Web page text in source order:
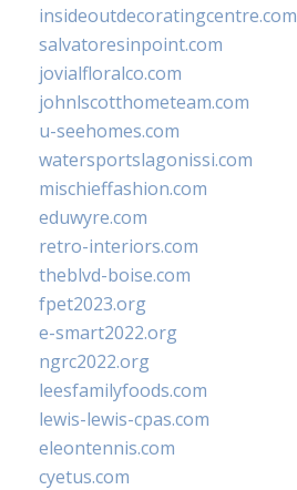
insideoutdecoratingcentre.com
salvatoresinpoint.com
jovialfloralco.com
johnlscotthometeam.com
u-seehomes.com
watersportslagonissi.com
mischieffashion.com
eduwyre.com
retro-interiors.com
theblvd-boise.com
fpet2023.org
e-smart2022.org
ngrc2022.org
leesfamilyfoods.com
lewis-lewis-cpas.com
eleontennis.com
cyetus.com